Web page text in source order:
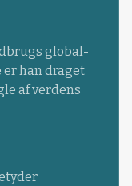
global-
han draget
af verdens